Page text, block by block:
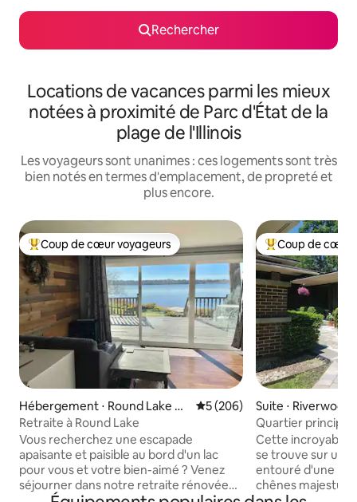
Rechercher
Locations de vacances parmi les mieux
notées à proximité de Parc d'État de la
plage de l'Illinois
Les voyageurs sont unanimes : ces logements sont très
bien notés en termes d'emplacement, de propreté et
plus encore.
Coups de cœur voyageurs les plus appréciés
Coup de cœur voyageurs
Hébergement ⋅ Round Lake Be
ach
Évaluation moyenne sur la
5 (206)
Retraite à Round Lake
Vous recherchez une escapade
apaisante et paisible au bord d'un lac
pour vous et votre bien-aimé ? Venez
séjourner dans notre retraite rénovée
Coups de cœur
Coup de cœur
Suite ⋅ Riverwoods
Quartier principal
des commodités
Cette incroyable
se trouve sur un
entouré d'une
chênes